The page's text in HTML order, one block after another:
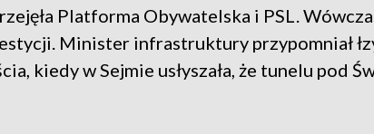
Platforma Obywatelska i PSL.
Minister infrastruktury przypomniał
kiedy w Sejmie usłyszała, że tunelu pod